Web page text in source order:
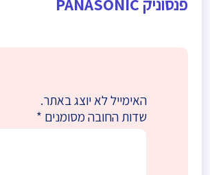
האימייל לא יוצג באתר.
שדות החובה מסומנים *